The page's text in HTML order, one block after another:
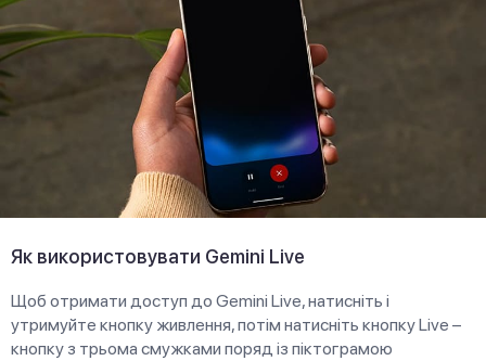
Як використовувати Gemini Live
Щоб отримати доступ до Gemini Live, натисніть і
утримуйте кнопку живлення, потім натисніть кнопку Live –
кнопку з трьома смужками поряд із піктограмою